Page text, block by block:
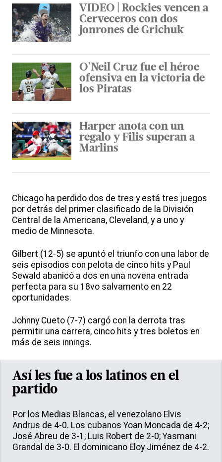
VIDEO | Rockies vencen a
Cerveceros con dos
jonrones de Grichuk
O'Neil Cruz fue el héroe
ofensiva en la victoria de
los Piratas
Harper anota con un
regalo y Filis superan a
Marlins
Chicago ha perdido dos de tres y está tres juegos
por detrás del primer clasificado de la División
Central de la Americana, Cleveland, y a uno y
medio de Minnesota.
Gilbert (12-5) se apuntó el triunfo con una labor de
seis episodios con pelota de cinco hits y Paul
Sewald abanicó a dos en una novena entrada
perfecta para su 18vo salvamento en 22
oportunidades.
Johnny Cueto (7-7) cargó con la derrota tras
permitir una carrera, cinco hits y tres boletos en
más de seis innings.
Así les fue a los latinos en el
partido
Por los Medias Blancas, el venezolano Elvis
Andrus de 4-0. Los cubanos Yoan Moncada de 4-2;
José Abreu de 3-1; Luis Robert de 2-0; Yasmani
Grandal de 3-0. El dominicano Eloy Jiménez de 4-2.